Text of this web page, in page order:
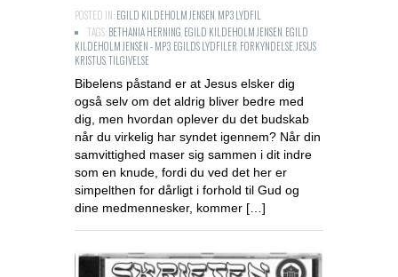
POSTED IN:EGILD KILDEHOLM JENSEN MP3 LYDFIL
TAGS:BETHANIA HERNING EGILD KILDEHOLM JENSEN EGILD
KILDEHOLM JENSEN - MP3 EGILDS LYDFILER FORKYNDELSE JESUS
KRISTUSTILGIVELSE
Bibelens påstand er at Jesus elsker dig
også selv om det aldrig bliver bedre med
dig, men hvordan oplever du det budskab
når du virkelig har syndet igennem? Når din
samvittighed maser sig sammen i dit indre
som en knude, fordi du ved det her er
simpelthen for dårligt i forhold til Gud og
dine medmennesker, kommer […]